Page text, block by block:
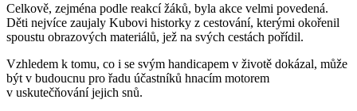
Celkově, zejména podle reakcí žáků, byla akce velmi povedená.
Děti nejvíce zaujaly Kubovi historky z cestování, kterými okořenil
spoustu obrazových materiálů, jež na svých cestách pořídil.
Vzhledem k tomu, co i se svým handicapem v životě dokázal, může
být v budoucnu pro řadu účastníků hnacím motorem
v uskutečňování jejich snů.